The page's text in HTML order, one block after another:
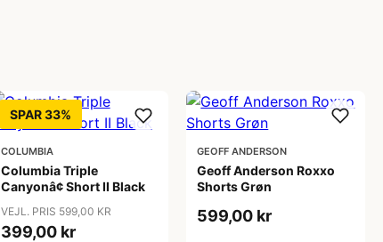
SPAR 33%
COLUMBIA
Columbia Triple
Canyonâ¢ Short II Black
VEJL. PRIS 599,00 KR
399,00 kr
GEOFF ANDERSON
Geoff Anderson Roxxo
Shorts Grøn
599,00 kr